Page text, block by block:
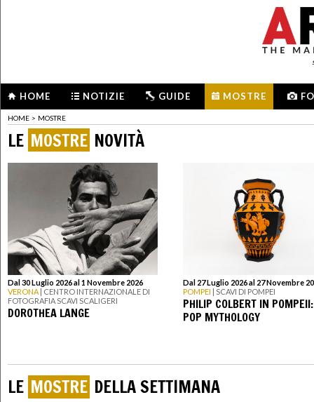
HOME NOTIZIE GUIDE MOSTRE
HOME > MOSTRE
LE MOSTRE NOVITÀ
Dal 30 Luglio 2026 al 1 Novembre 2026
VERONA | CENTRO INTERNAZIONALE DI
FOTOGRAFIA SCAVI SCALIGERI
DOROTHEA LANGE
Dal 27 Luglio 2026 al 27 Novembre
POMPEI | SCAVI DI POMPEI
PHILIP COLBERT IN POMPEII:
POP MYTHOLOGY
LE MOSTRE DELLA SETTIMANA